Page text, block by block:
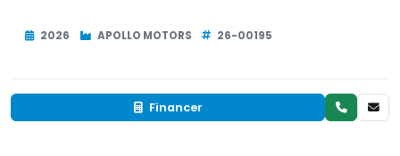
2026 APOLLO MOTORS 26-00195
Financer